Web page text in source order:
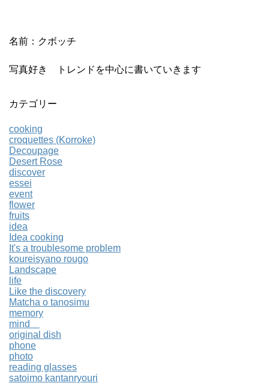
名前：クボッチ
写真好き トレンドを中心に書いていきます
カテゴリー
cooking
croquettes (Korroke)
Decoupage
Desert Rose
discover
essei
event
flower
fruits
idea
Idea cooking
It's a troublesome problem
koureisyano rougo
Landscape
life
Like the discovery
Matcha o tanosimu
memory
mind
original dish
phone
photo
reading glasses
satoimo kantanryouri